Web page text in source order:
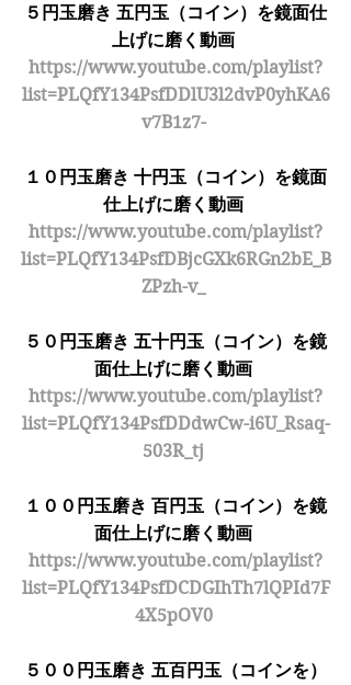
５円玉磨き 五円玉（コイン）を鏡面仕
上げに磨く動画
https://www.youtube.com/playlist?
list=PLQfY134PsfDDlU3l2dvP0yhKA6
v7B1z7-
１０円玉磨き 十円玉（コイン）を鏡面
仕上げに磨く動画
https://www.youtube.com/playlist?
list=PLQfY134PsfDBjcGXk6RGn2bE_B
ZPzh-v_
５０円玉磨き 五十円玉（コイン）を鏡
面仕上げに磨く動画
https://www.youtube.com/playlist?
list=PLQfY134PsfDDdwCw-i6U_Rsaq-
503R_tj
１００円玉磨き 百円玉（コイン）を鏡
面仕上げに磨く動画
https://www.youtube.com/playlist?
list=PLQfY134PsfDCDGIhTh7lQPId7F
4X5pOV0
５００円玉磨き 五百円玉（コインを）